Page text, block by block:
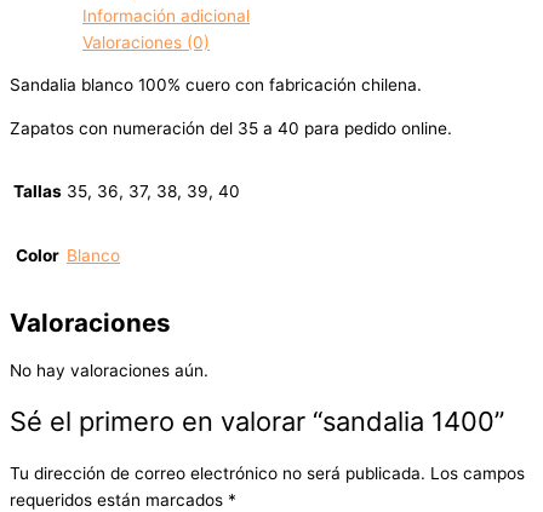
Información adicional
Valoraciones (0)
Sandalia blanco 100% cuero con fabricación chilena.
Zapatos con numeración del 35 a 40 para pedido online.
Tallas 35, 36, 37, 38, 39, 40
Color Blanco
Valoraciones
No hay valoraciones aún.
Sé el primero en valorar “sandalia 1400”
Tu dirección de correo electrónico no será publicada. Los campos
requeridos están marcados *